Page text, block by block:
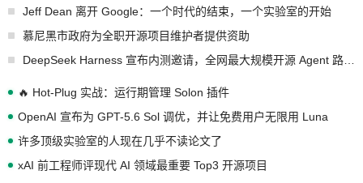
Jeff Dean 离开 Google：一个时代的结束，一个实验室的开始
慕尼黑市政府为全职开源项目维护者提供资助
🔥 Hot-Plug 实战：运行期管理 Solon 插件
OpenAI 宣布为 GPT-5.6 Sol 调优，并让免费用户无限用 Luna
许多顶级实验室的人现在几乎不读论文了
xAI 前工程师评现代 AI 领域最重要 Top3 开源项目